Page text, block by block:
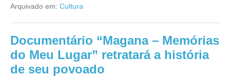
Arquivado em: Cultura
Documentário “Magana – Memórias
do Meu Lugar” retratará a história
de seu povoado